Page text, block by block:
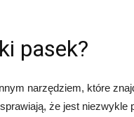
pasek?
narzędziem, które
że jest